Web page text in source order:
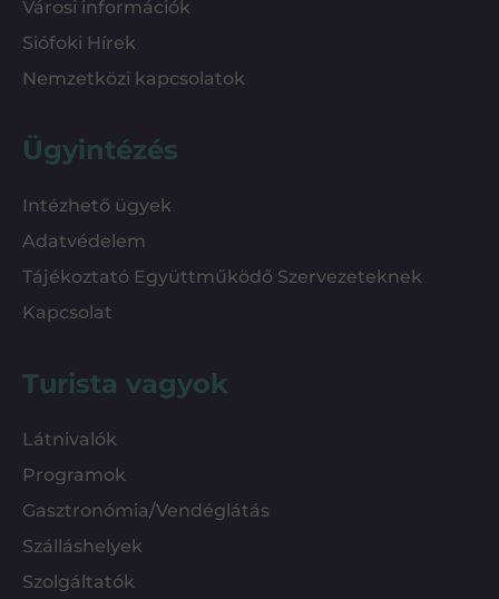
Városi információk
Siófoki Hírek
Nemzetközi kapcsolatok
Ügyintézés
Intézhető ügyek
Adatvédelem
Tájékoztató Együttműködő Szervezeteknek
Kapcsolat
Turista vagyok
Látnivalók
Programok
Gasztronómia/Vendéglátás
Szálláshelyek
Szolgáltatók